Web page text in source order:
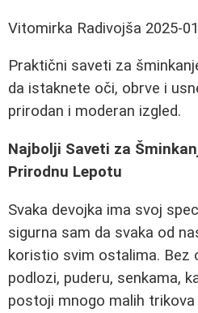
Vitomirka Radivojša 2025-
Praktični saveti za
da istaknete oči, obrve i
prirodan i moderan izgled.
Najbolji Saveti za
Prirodnu Lepotu
Svaka devojka ima svoj
sigurna sam da svaka od
koristio svim ostalima. Bez
podlozi, puderu, senkama,
postoji mnogo malih